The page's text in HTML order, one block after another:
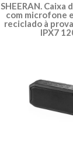
SHEERAN. Caixa
com microfone
reciclado à
IPX7